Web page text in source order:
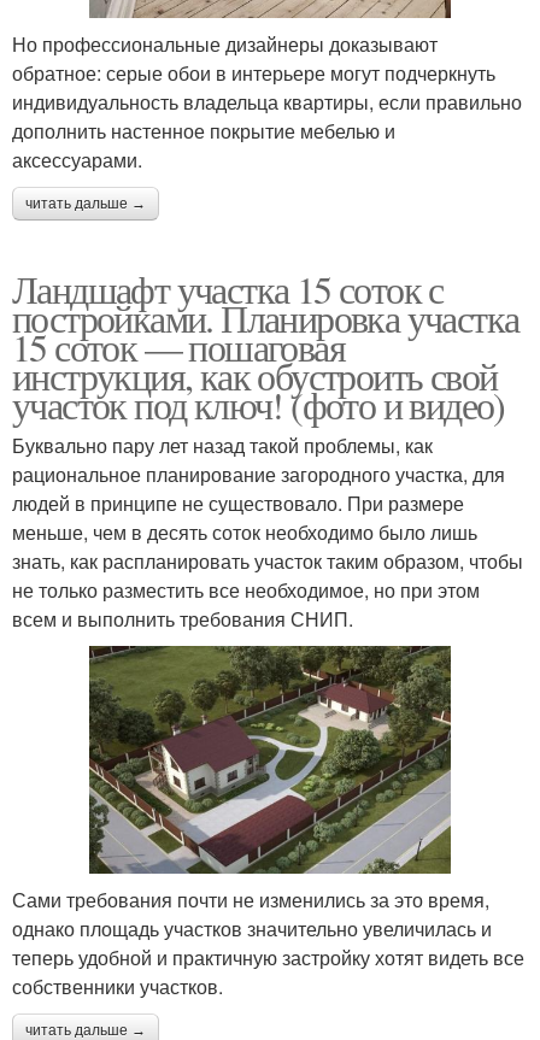
Но профессиональные дизайнеры доказывают
обратное: серые обои в интерьере могут подчеркнуть
индивидуальность владельца квартиры, если правильно
дополнить настенное покрытие мебелью и
аксессуарами.
читать дальше →
Ландшафт участка 15 соток с
постройками. Планировка участка
15 соток — пошаговая
инструкция, как обустроить свой
участок под ключ! (фото и видео)
Буквально пару лет назад такой проблемы, как
рациональное планирование загородного участка, для
людей в принципе не существовало. При размере
меньше, чем в десять соток необходимо было лишь
знать, как распланировать участок таким образом, чтобы
не только разместить все необходимое, но при этом
всем и выполнить требования СНИП.
Сами требования почти не изменились за это время,
однако площадь участков значительно увеличилась и
теперь удобной и практичную застройку хотят видеть все
собственники участков.
читать дальше →